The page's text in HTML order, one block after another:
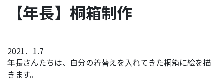
【年長】桐箱制作
2021．1.7
年長さんたちは、自分の着替えを入れてきた桐箱に絵を描
きます。